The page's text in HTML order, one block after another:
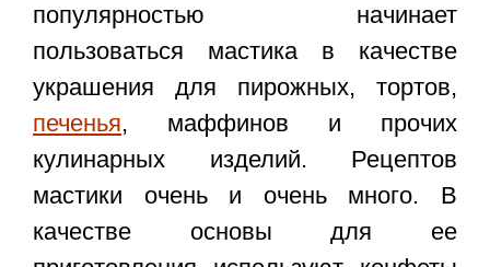
популярностью начинает
пользоваться мастика в качестве
украшения для пирожных, тортов,
печенья, маффинов и прочих
кулинарных изделий. Рецептов
мастики очень и очень много. В
качестве основы для ее